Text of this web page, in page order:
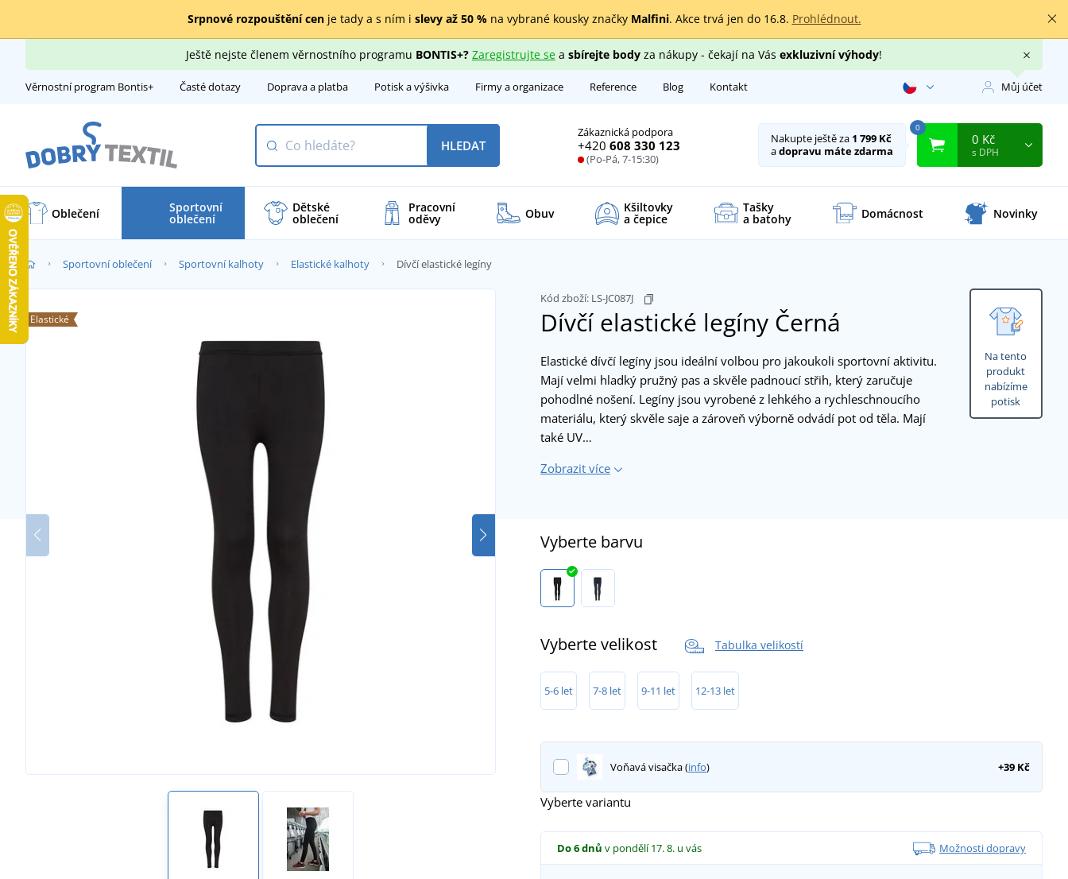
Srpnové rozpouštění cenje tady a s ním i slevy až 50 %na vybrané kousky značky Malfini. Akce trvá jen do 16.8. Prohlédnout.
Ještě nejste členem věrnostního programu BONTIS+? Zaregistrujte sea sbírejte bodyza nákupy - čekají na Vás exkluzivní výhody!
Věrnostní program Bontis+ Časté dotazy Doprava a platba Potisk a výšivka Firmy a organizace Reference Blog Kontakt Můj účet
Zákaznická podpora
+420 608 330 123
(Po-Pá, 7-15:30)
HLEDAT Nakupte ještě za 1 799 Kč
adopravu máte zdarma
0
0 Kč
s DPH
Oblečení Sportovní
oblečení
Dětské
oblečení
Pracovní
oděvy Obuv Kšiltovky
a čepice
Tašky
a batohy Domácnost Novinky
Sportovní oblečení Sportovní kalhoty Elastické kalhoty Dívčí elastické legíny
Na tento
produkt
nabízíme
potisk
Kód zboží: LS-JC087J
Dívčí elastické legíny Černá
Elastické
Elastické dívčí legíny jsou ideální volbou pro jakoukoli sportovní aktivitu.
Mají velmi hladký pružný pas a skvěle padnoucí střih, který zaručuje
pohodlné nošení. Legíny jsou vyrobené z lehkého a rychleschnoucího
materiálu, který skvěle saje a zároveň výborně odvádí pot od těla. Mají
také UV…
Zobrazit více
Vyberte barvu
Vyberte velikost Tabulka velikostí
5-6 let 7-8 let 9-11 let 12-13 let
Voňavá visačka (info) +39 Kč
Vyberte variantu
Do 6 dnů v pondělí 17. 8. u vás Možnosti dopravy